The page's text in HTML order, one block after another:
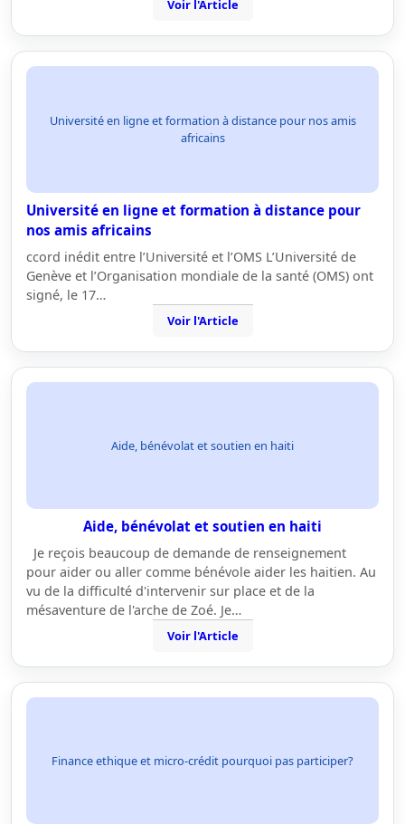
Voir l'Article
Université en ligne et formation à distance pour nos amis
africains
Université en ligne et formation à distance pour
nos amis africains
ccord inédit entre l’Université et l’OMS L’Université de
Genève et l’Organisation mondiale de la santé (OMS) ont
signé, le 17…
Voir l'Article
Aide, bénévolat et soutien en haiti
Aide, bénévolat et soutien en haiti
Je reçois beaucoup de demande de renseignement
pour aider ou aller comme bénévole aider les haitien. Au
vu de la difficulté d'intervenir sur place et de la
mésaventure de l'arche de Zoé. Je…
Voir l'Article
Finance ethique et micro-crédit pourquoi pas participer?